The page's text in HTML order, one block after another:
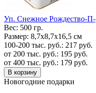
Уп. Cнежное Рождество-П-
Вес: 500 гр.
Размер: 8,7х8,7х16,5 см
100-200 тыс. руб.: 217 руб.
от 200 тыс. руб.: 195 руб.
от 400 тыс. руб.: 179 руб.
В корзину
Новогодние подарки